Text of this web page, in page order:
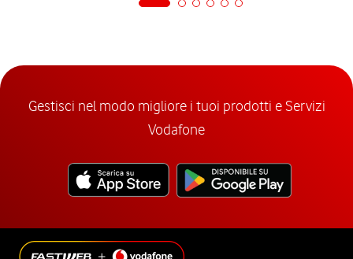
Gestisci nel modo migliore i tuoi prodotti e Servizi
Vodafone